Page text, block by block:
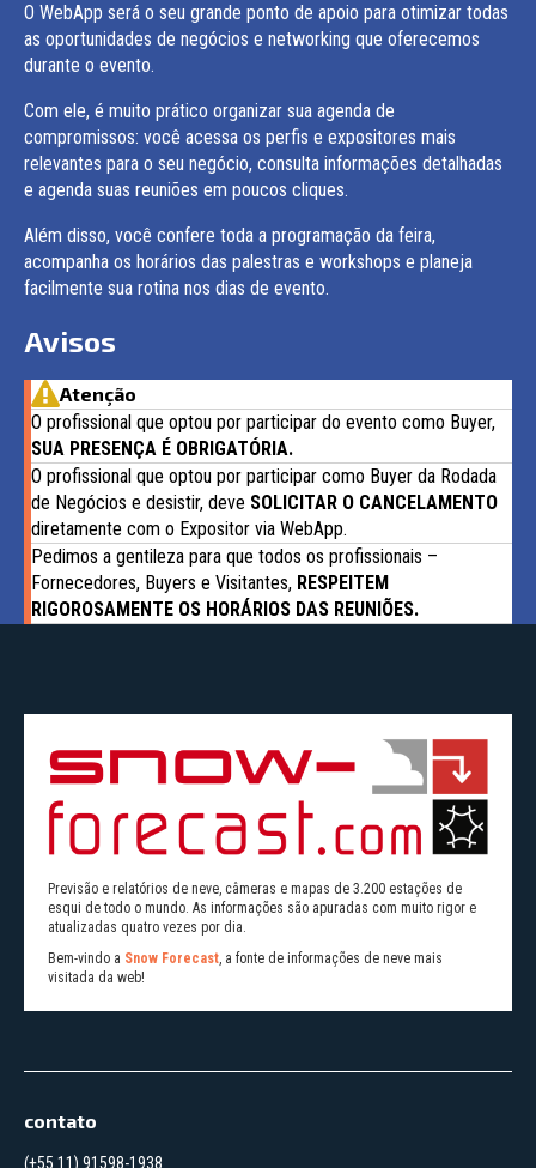
O WebApp será o seu grande ponto de apoio para otimizar todas
as oportunidades de negócios e networking que oferecemos
durante o evento.
Com ele, é muito prático organizar sua agenda de
compromissos: você acessa os perfis e expositores mais
relevantes para o seu negócio, consulta informações detalhadas
e agenda suas reuniões em poucos cliques.
Além disso, você confere toda a programação da feira,
acompanha os horários das palestras e workshops e planeja
facilmente sua rotina nos dias de evento.
Avisos
Atenção
O profissional que optou por participar do evento como Buyer,
SUA PRESENÇA É OBRIGATÓRIA.
O profissional que optou por participar como Buyer da Rodada
de Negócios e desistir, deve SOLICITAR O CANCELAMENTO
diretamente com o Expositor via WebApp.
Pedimos a gentileza para que todos os profissionais –
Fornecedores, Buyers e Visitantes, RESPEITEM
RIGOROSAMENTE OS HORÁRIOS DAS REUNIÕES.
Previsão e relatórios de neve, câmeras e mapas de 3.200 estações de
esqui de todo o mundo. As informações são apuradas com muito rigor e
atualizadas quatro vezes por dia.
Bem-vindo a Snow Forecast, a fonte de informações de neve mais
visitada da web!
contato
(+55 11) 91598-1938